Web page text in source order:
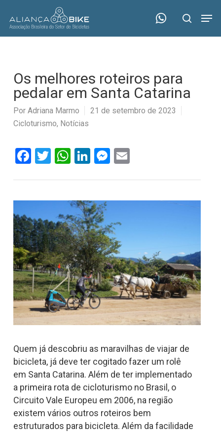
main
search
Os melhores roteiros para
pedalar em Santa Catarina
Por Adriana Marmo
21 de setembro de 2023
Cicloturismo, Notícias
Facebook
Twitter
WhatsApp
LinkedIn
Messenger
Email
Quem já descobriu as maravilhas de viajar de
bicicleta, já deve ter cogitado fazer um rolê
em Santa Catarina. Além de ter implementado
a primeira rota de cicloturismo no Brasil, o
Circuito Vale Europeu em 2006, na região
existem vários outros roteiros bem
estruturados para bicicleta. Além da facilidade